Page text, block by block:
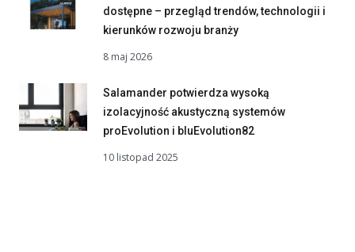
dostępne – przegląd trendów, technologii i
kierunków rozwoju branży
8 maj 2026
Salamander potwierdza wysoką
izolacyjność akustyczną systemów
proEvolution i bluEvolution82
10 listopad 2025